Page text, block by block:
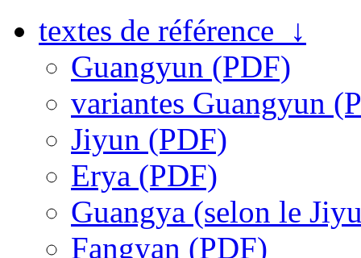
textes de référence ↓
Guangyun (PDF)
variantes Guangyun
Jiyun (PDF)
Erya (PDF)
Guangya (selon le
Fangyan (PDF)